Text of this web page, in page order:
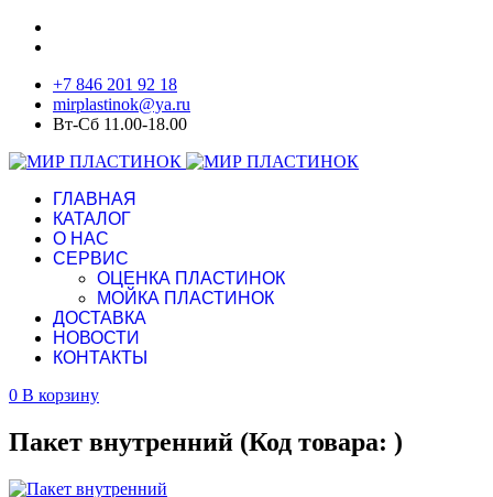
+7 846 201 92 18
mirplastinok@ya.ru
Вт-Сб 11.00-18.00
ГЛАВНАЯ
КАТАЛОГ
О НАС
СЕРВИС
ОЦЕНКА ПЛАСТИНОК
МОЙКА ПЛАСТИНОК
ДОСТАВКА
НОВОСТИ
КОНТАКТЫ
0 В корзину
Пакет внутренний (Код товара: )